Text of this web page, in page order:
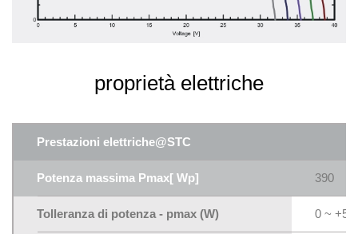
proprietà elettriche
Prestazioni elettriche@STC
Potenza massima Pmax[ Wp] 390
Tolleranza di potenza - pmax (W) 0 ~ +5